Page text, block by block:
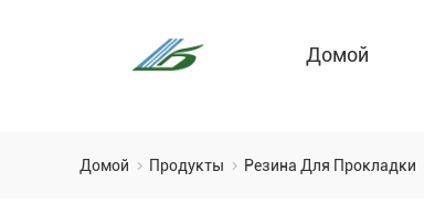
Домой
Домой Продукты Резина Для Прокладки